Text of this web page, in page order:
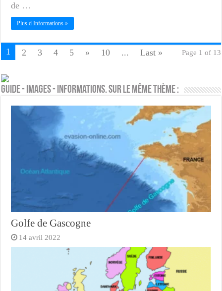
de …
Plus d Informations »
Page 1 of 13
1 2 3 4 5 » 10 ... Last »
Guide - Images - Informations. Sur le même thème :
Golfe de Gascogne
14 avril 2022